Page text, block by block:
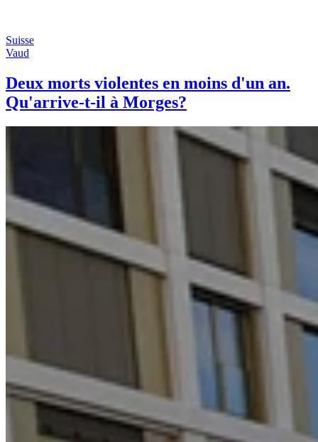
Suisse
Vaud
Deux morts violentes en moins d'un an.
Qu'arrive-t-il à Morges?